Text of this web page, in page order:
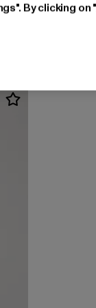
By clicking